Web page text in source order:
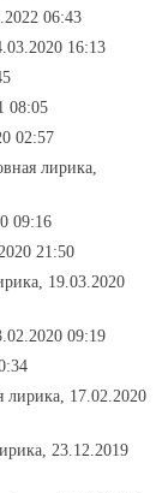
06:43
16:13
08:05
02:57
лирика,
09:16
21:50
19.03.2020
09:19
лирика, 17.02.2020
23.12.2019